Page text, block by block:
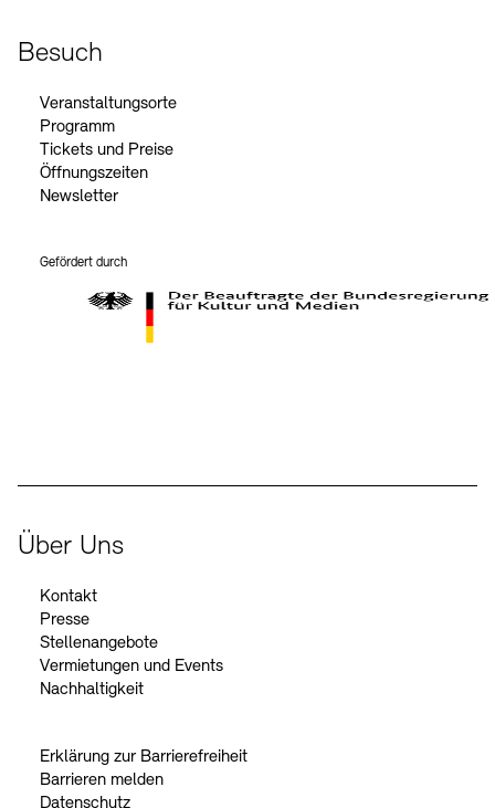
Besuch
Veranstaltungsorte
Programm
Tickets und Preise
Öffnungszeiten
Newsletter
Gefördert durch
Über Uns
Kontakt
Presse
Stellenangebote
Vermietungen und Events
Nachhaltigkeit
Erklärung zur Barrierefreiheit
Barrieren melden
Datenschutz